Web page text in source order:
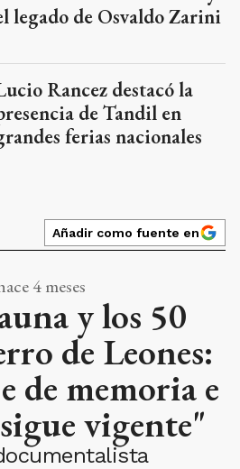
legado de Osvaldo Zarini
Rancez destacó la
de Tandil en
ferias nacionales
Añadir como fuente en
4 meses
y los 50
de Leones:
de memoria e
vigente"